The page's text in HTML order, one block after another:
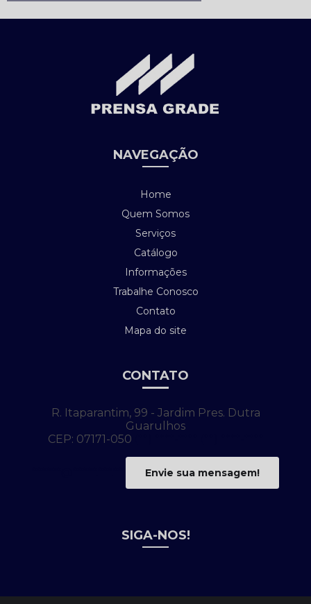
NAVEGAÇÃO
Home
Quem Somos
Serviços
Catálogo
Informações
Trabalhe Conosco
Contato
Mapa do site
CONTATO
R. Itaparantim, 99 - Jardim Pres. Dutra
Guarulhos
CEP: 07171-050
Envie sua mensagem!
SIGA-NOS!